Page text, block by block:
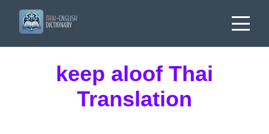
keep aloof Thai
Translation